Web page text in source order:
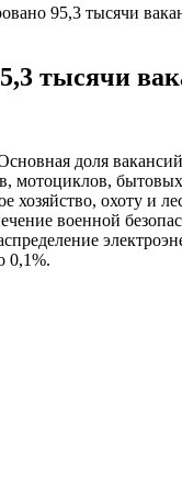
95,3 тысячи
тысячи
доля
охоту
военной
0,1%.